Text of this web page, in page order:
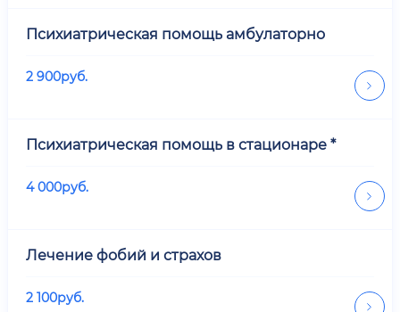
Психиатрическая помощь амбулаторно
2 900руб.
Психиатрическая помощь в стационаре *
4 000руб.
Лечение фобий и страхов
2 100руб.